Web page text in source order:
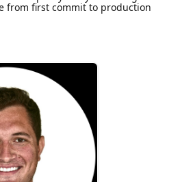
from first commit to production